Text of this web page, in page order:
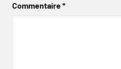
Commentaire*